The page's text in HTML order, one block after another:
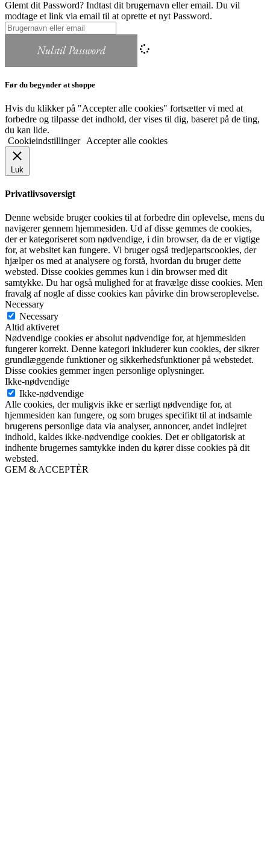
Glemt dit Password? Indtast dit brugernavn eller email. Du vil
modtage et link via email til at oprette et nyt Password.
Nulstil Password
Før du begynder at shoppe
Hvis du klikker på "Accepter alle cookies" fortsætter vi med at
forbedre og tilpasse det indhold, der vises til dig, baseret på de ting,
du kan lide.
Cookieindstillinger
Accepter alle cookies
Luk
Privatlivsoversigt
Denne webside bruger cookies til at forbedre din oplevelse, mens du
navigerer gennem hjemmesiden. Ud af disse gemmes de cookies,
der er kategoriseret som nødvendige, i din browser, da de er vigtige
for, at websitet kan fungere. Vi bruger også tredjepartscookies, der
hjælper os med at analysere og forstå, hvordan du bruger dette
websted. Disse cookies gemmes kun i din browser med dit
samtykke. Du har også mulighed for at fravælge disse cookies. Men
fravalg af nogle af disse cookies kan påvirke din browseroplevelse.
Necessary
Necessary
Altid aktiveret
Nødvendige cookies er absolut nødvendige for, at hjemmesiden
fungerer korrekt. Denne kategori inkluderer kun cookies, der sikrer
grundlæggende funktioner og sikkerhedsfunktioner på webstedet.
Disse cookies gemmer ingen personlige oplysninger.
Ikke-nødvendige
Ikke-nødvendige
Alle cookies, der muligvis ikke er særligt nødvendige for, at
hjemmesiden kan fungere, og som bruges specifikt til at indsamle
brugerens personlige data via analyser, annoncer, andet indlejret
indhold, kaldes ikke-nødvendige cookies. Det er obligatorisk at
indhente brugernes samtykke inden du kører disse cookies på dit
websted.
GEM & ACCEPTÈR